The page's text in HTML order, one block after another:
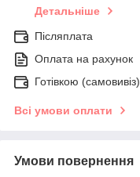
Детальніше
Післяплата
Оплата на рахунок
Готівкою (самовивіз)
Всі умови оплати
Умови повернення